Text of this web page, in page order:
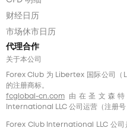
财经日历
市场休市日历
代理合作
关于本公司
Forex Club 为 Libertex 国际公司
的注册商标。
fcglobal-cn.com 由在圣文森
International LLC 公司运营（注册号
Forex Club International LLC 公司